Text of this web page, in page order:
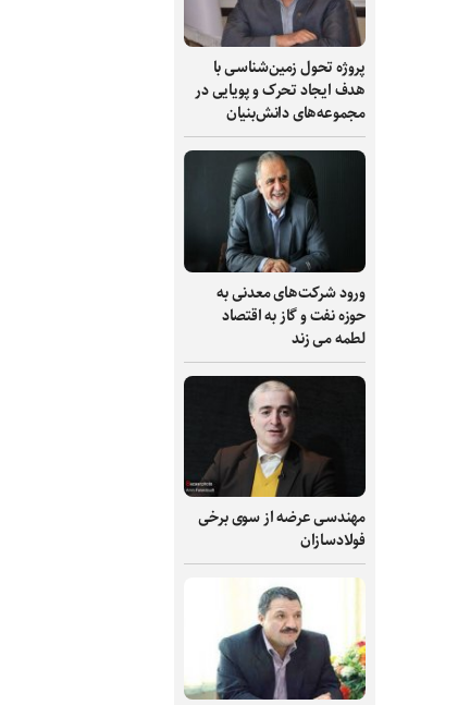
پروژه تحول زمین‌شناسی با
هدف ایجاد تحرک و پویایی در
مجموعه‌های دانش‌بنیان
ورود شرکت‌های معدنی به
حوزه نفت و گاز به اقتصاد
لطمه می زند
مهندسی عرضه از سوی برخی
فولادسازان